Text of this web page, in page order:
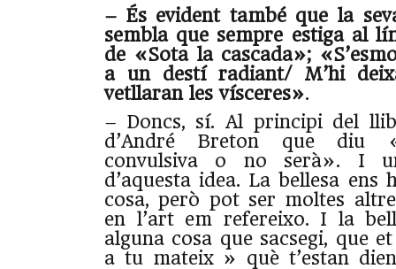
– És evident també que la
sembla que sempre estiga al
de «Sota la cascada»;
a un destí radiant/ M’hi
vetllaran les vísceres».
– Doncs, sí. Al principi del
d’André Breton que diu
convulsiva o no serà». I
d’aquesta idea. La bellesa ens
cosa, però pot ser moltes
en l’art em refereixo. I la
alguna cosa que sacsegi, que
a tu mateix » què t’estan